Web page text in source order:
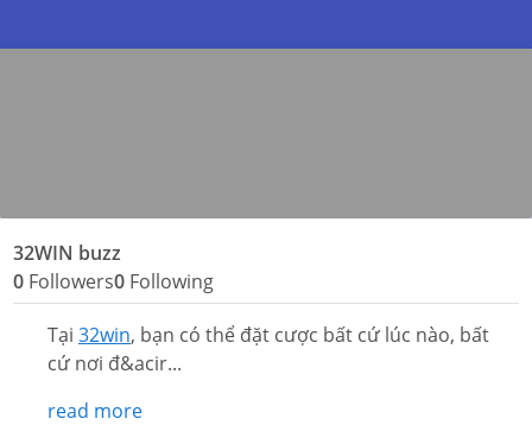
32WIN buzz
0 Followers0 Following
Tại 32win, bạn có thể đặt cược bất cứ lúc nào, bất
cứ nơi đ&acir...
read more